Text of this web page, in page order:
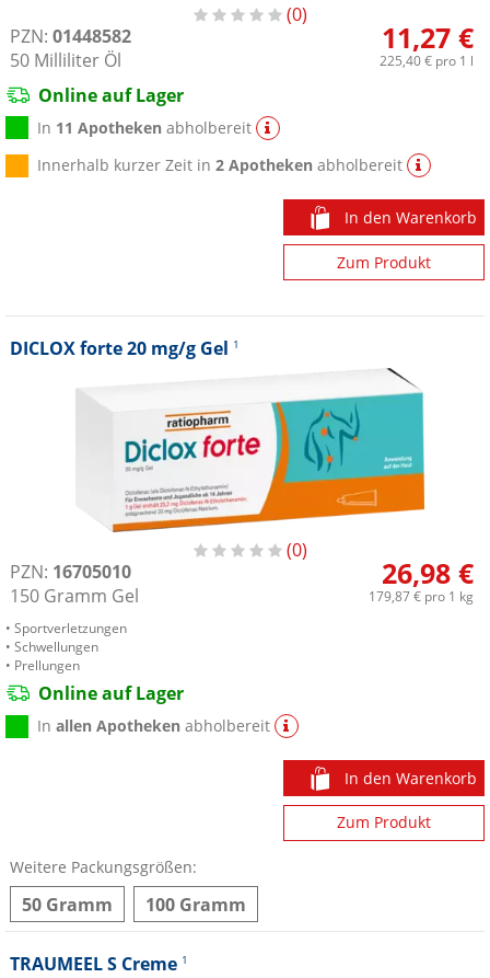
0
PZN: 01448582
50 Milliliter Öl
11,27 €
225,40 €pro 1 l
Online auf Lager
In 11 Apotheken abholbereit
Innerhalb kurzer Zeit in2 Apotheken abholbereit
In den Warenkorb
Zum Produkt
DICLOX forte 20 mg/g Gel 1
0
PZN: 16705010
150 Gramm Gel
26,98 €
179,87 €pro 1 kg
• Sportverletzungen
• Schwellungen
• Prellungen
Online auf Lager
Inallen Apotheken abholbereit
In den Warenkorb
Zum Produkt
Weitere Packungsgrößen:
50 Gramm 100 Gramm
TRAUMEEL S Creme 1